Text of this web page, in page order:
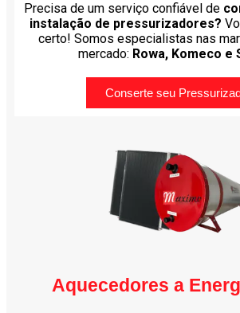
Precisa de um serviço confiável de
instalação de pressurizadores?
certo! Somos especialistas nas
mercado: Rowa, Komeco e
Conserte seu
Aquecedores a